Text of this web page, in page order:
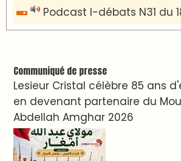
Podcast I-débats N31 du
Communiqué de presse
Lesieur Cristal célèbre 85 ans
en devenant partenaire du
Abdellah Amghar 2026